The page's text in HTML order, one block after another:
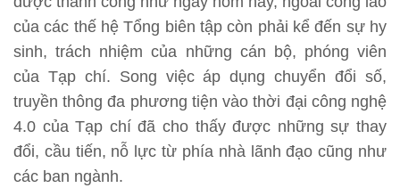
của các thế hệ Tổng biên tập còn phải kể đến sự hy
sinh, trách nhiệm của những cán bộ, phóng viên
của Tạp chí. Song việc áp dụng chuyển đổi số,
truyền thông đa phương tiện vào thời đại công nghệ
4.0 của Tạp chí đã cho thấy được những sự thay
đổi, cầu tiến, nỗ lực từ phía nhà lãnh đạo cũng như
các ban ngành.